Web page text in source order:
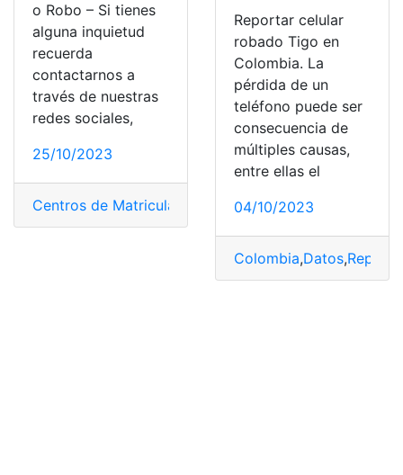
o Robo – Si tienes
alguna inquietud
recuerda
contactarnos a
través de nuestras
redes sociales,
25/10/2023
Centros de Matriculación Duplicado,pérdida
Reportar celular
robado Tigo en
Colombia. La
pérdida de un
teléfono puede ser
consecuencia de
múltiples causas,
entre ellas el
04/10/2023
Colombia,Datos,